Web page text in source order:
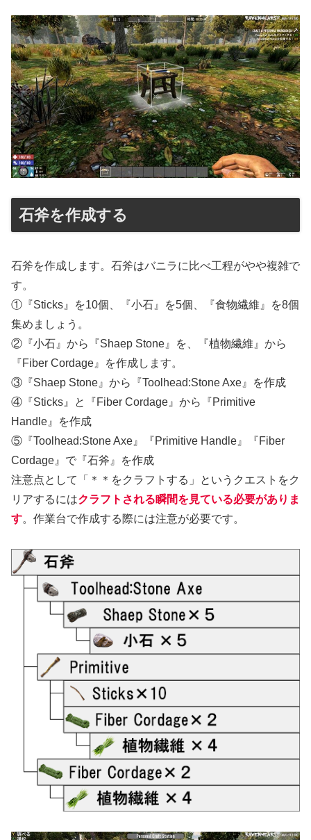
石斧を作成する
石斧を作成します。石斧はバニラに比べ工程がやや複雑で
す。
①『Sticks』を10個、『小石』を5個、『食物繊維』を8個
集めましょう。
②『小石』から『Shaep Stone』を、『植物繊維』から
『Fiber Cordage』を作成します。
③『Shaep Stone』から『Toolhead:Stone Axe』を作成
④『Sticks』と『Fiber Cordage』から『Primitive
Handle』を作成
⑤『Toolhead:Stone Axe』『Primitive Handle』『Fiber
Cordage』で『石斧』を作成
注意点として「＊＊をクラフトする」というクエストをク
リアするにはクラフトされる瞬間を見ている必要がありま
す。作業台で作成する際には注意が必要です。